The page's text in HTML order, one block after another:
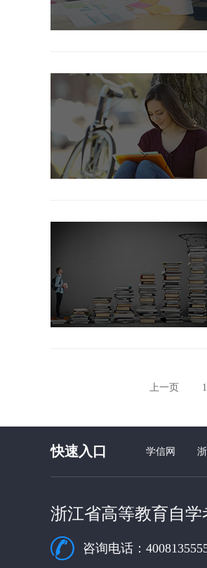
上一页 1
快速入口 学信网
浙江省高等教育自
咨询电话：